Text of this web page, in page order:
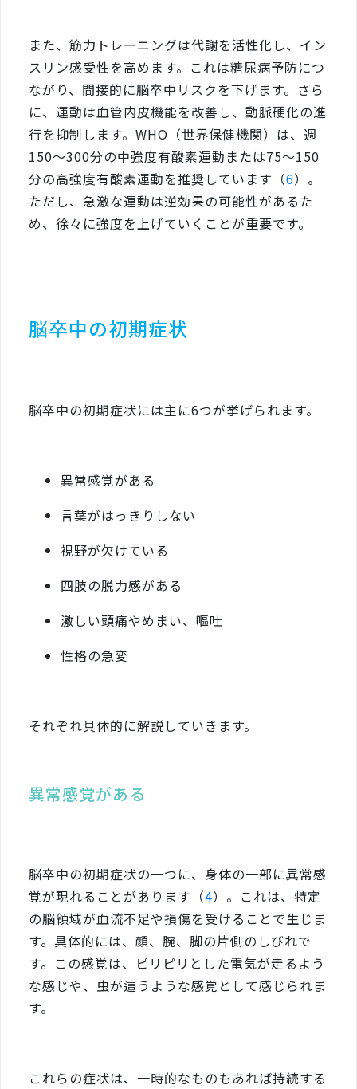
また、筋力トレーニングは代謝を活性化し、イン
スリン感受性を高めます。これは糖尿病予防につ
ながり、間接的に脳卒中リスクを下げます。さら
に、運動は血管内皮機能を改善し、動脈硬化の進
行を抑制します。WHO（世界保健機関）は、週
150〜300分の中強度有酸素運動または75〜150
分の高強度有酸素運動を推奨しています（6）。
ただし、急激な運動は逆効果の可能性があるた
め、徐々に強度を上げていくことが重要です。
脳卒中の初期症状
脳卒中の初期症状には主に6つが挙げられます。
異常感覚がある
言葉がはっきりしない
視野が欠けている
四肢の脱力感がある
激しい頭痛やめまい、嘔吐
性格の急変
それぞれ具体的に解説していきます。
異常感覚がある
脳卒中の初期症状の一つに、身体の一部に異常感
覚が現れることがあります（4）。これは、特定
の脳領域が血流不足や損傷を受けることで生じま
す。具体的には、顔、腕、脚の片側のしびれで
す。この感覚は、ピリピリとした電気が走るよう
な感じや、虫が這うような感覚として感じられま
す。
これらの症状は、一時的なものもあれば持続する